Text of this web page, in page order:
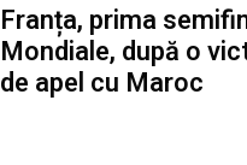
Franța, prima
Mondiale, după o
de apel cu Maroc